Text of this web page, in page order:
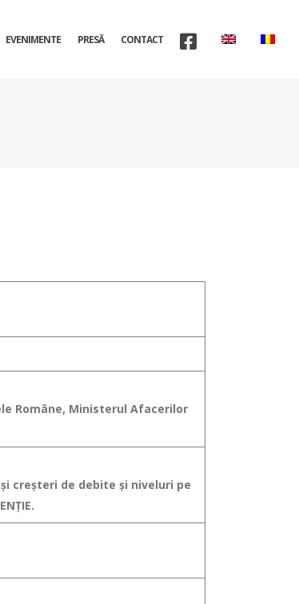
EVENIMENTE PRESĂ CONTACT
Române, Ministerul Afacerilor
creşteri de debite şi niveluri pe